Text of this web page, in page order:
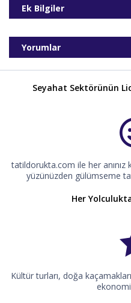
Ek Bilgiler
Yorumlar
Seyahat Sektörünün
tatildorukta.com ile her
yüzünüzden gülümseme
Her
Kültür turları, doğa